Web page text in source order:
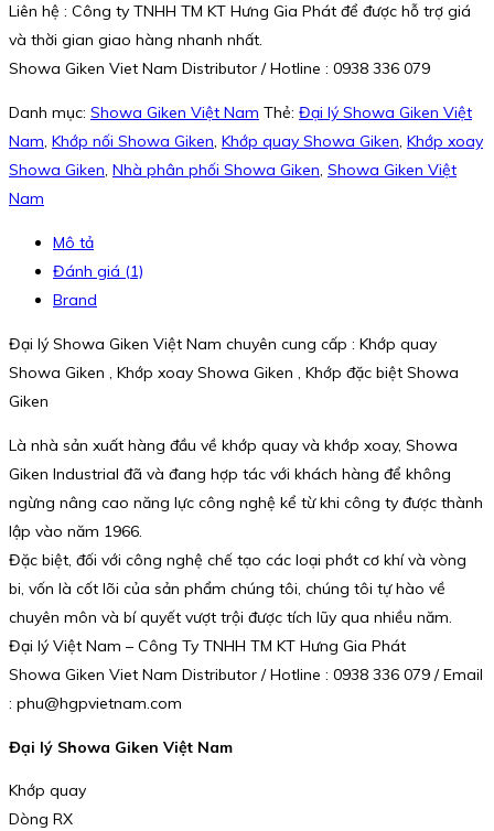
Liên hệ : Công ty TNHH TM KT Hưng Gia Phát để được hỗ trợ giá
và thời gian giao hàng nhanh nhất.
Showa Giken Viet Nam Distributor / Hotline : 0938 336 079
Danh mục: Showa Giken Việt Nam Thẻ: Đại lý Showa Giken Việt
Nam, Khớp nối Showa Giken, Khớp quay Showa Giken, Khớp xoay
Showa Giken, Nhà phân phối Showa Giken, Showa Giken Việt
Nam
Mô tả
Đánh giá (1)
Brand
Đại lý Showa Giken Việt Nam chuyên cung cấp : Khớp quay
Showa Giken , Khớp xoay Showa Giken , Khớp đặc biệt Showa
Giken
Là nhà sản xuất hàng đầu về khớp quay và khớp xoay, Showa
Giken Industrial đã và đang hợp tác với khách hàng để không
ngừng nâng cao năng lực công nghệ kể từ khi công ty được thành
lập vào năm 1966.
Đặc biệt, đối với công nghệ chế tạo các loại phớt cơ khí và vòng
bi, vốn là cốt lõi của sản phẩm chúng tôi, chúng tôi tự hào về
chuyên môn và bí quyết vượt trội được tích lũy qua nhiều năm.
Đại lý Việt Nam – Công Ty TNHH TM KT Hưng Gia Phát
Showa Giken Viet Nam Distributor / Hotline : 0938 336 079 / Email
: phu@hgpvietnam.com
Đại lý Showa Giken Việt Nam
Khớp quay
Dòng RX